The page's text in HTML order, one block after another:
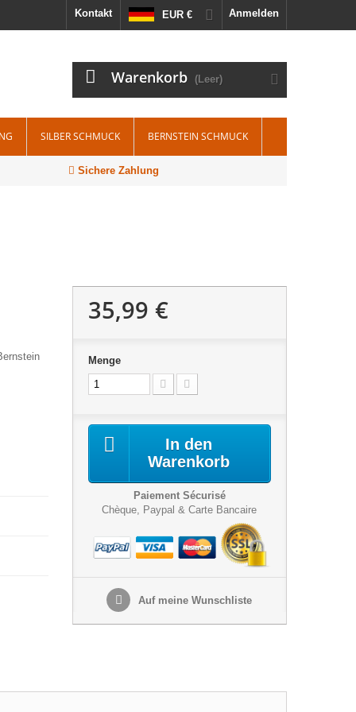
Anmelden
EUR €
Kontakt
Warenkorb (Leer)
SILBER SCHMUCK BERNSTEIN SCHMUCK
Sichere Zahlung
35,99 €
Menge
In den
Warenkorb
Paiement Sécurisé
Chèque, Paypal & Carte Bancaire
Auf meine Wunschliste